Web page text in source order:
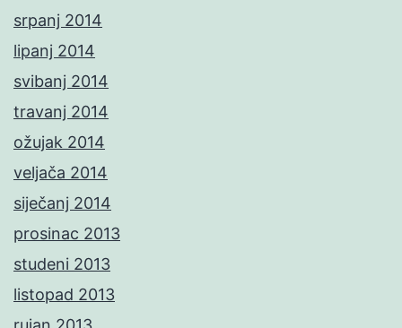
srpanj 2014
lipanj 2014
svibanj 2014
travanj 2014
ožujak 2014
veljača 2014
siječanj 2014
prosinac 2013
studeni 2013
listopad 2013